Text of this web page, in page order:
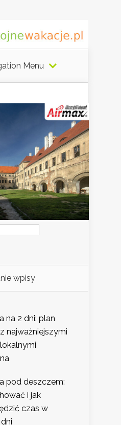
Menu
wpisy
na 2 dni: plan
najważniejszymi
pod deszczem:
i jak
czas w